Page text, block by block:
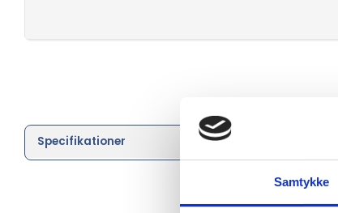
Samtykke
Specifikationer